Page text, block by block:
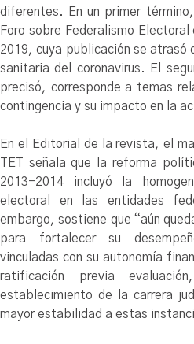
diferentes. En un primer
Foro sobre Federalismo
2019, cuya publicación se atrasó
sanitaria del coronavirus. El
precisó, corresponde a temas
contingencia y su impacto en la
En el Editorial de la revista, el
TET señala que la reforma
2013-2014 incluyó la
electoral en las entidades
embargo, sostiene que “aún
para fortalecer su
vinculadas con su autonomía
ratificación previa
establecimiento de la carrera
mayor estabilidad a estas